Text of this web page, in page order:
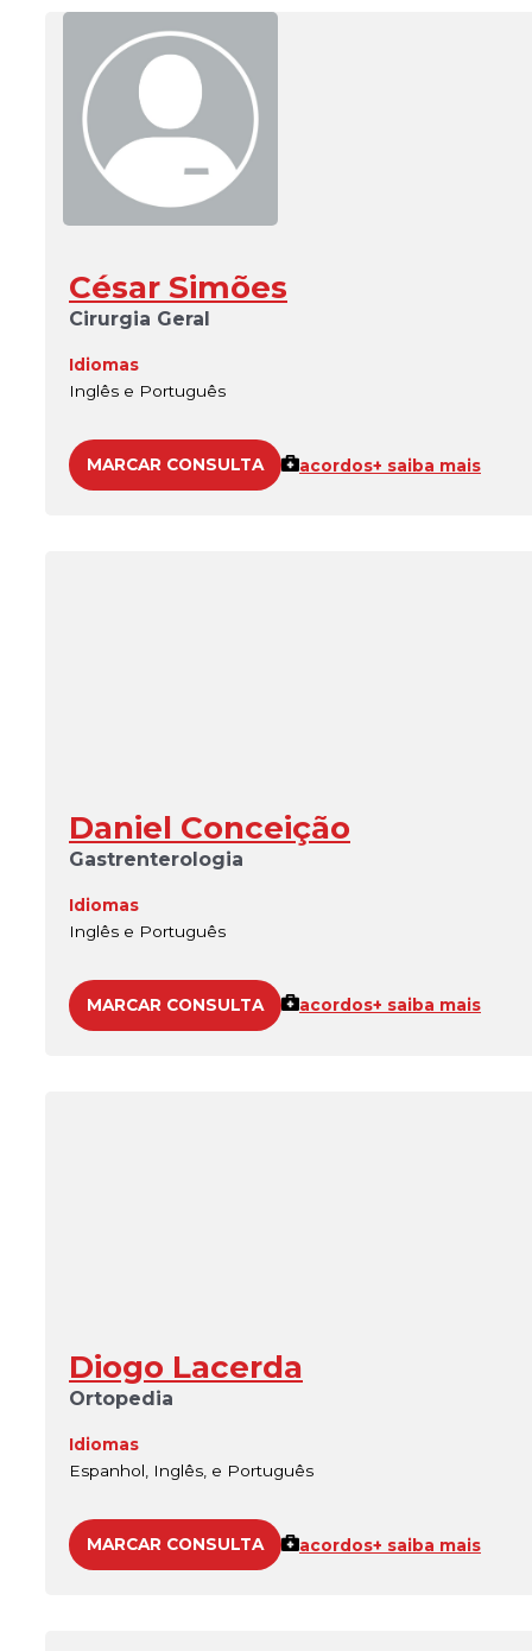
César Simões
Cirurgia Geral
Idiomas
Inglês e Português
MARCAR CONSULTA acordos+ saiba mais
Daniel Conceição
Gastrenterologia
Idiomas
Inglês e Português
MARCAR CONSULTA acordos+ saiba mais
Diogo Lacerda
Ortopedia
Idiomas
Espanhol, Inglês, e Português
MARCAR CONSULTA acordos+ saiba mais